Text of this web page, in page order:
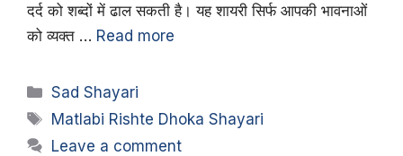
दर्द को शब्दों में ढाल सकती है। यह शायरी सिर्फ आपकी भावनाओं
को व्यक्त … Read more
Categories
Sad Shayari
Tags
Matlabi Rishte Dhoka Shayari
Leave a comment